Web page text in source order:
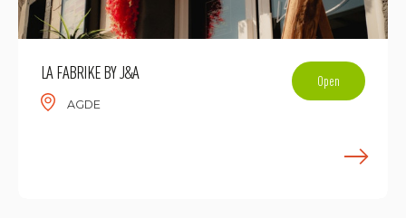
LA FABRIKE BY J&A
AGDE
Open